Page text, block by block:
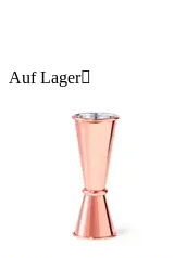
Auf Lager